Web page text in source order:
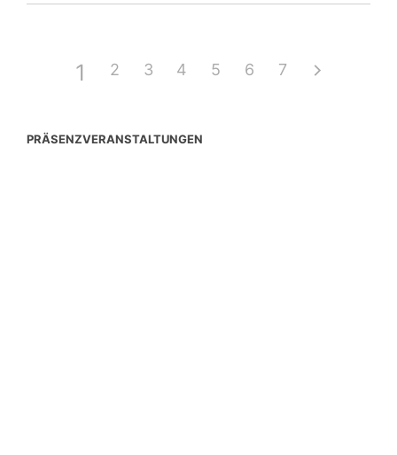
1 2 3 4 5 6 7
PRÄSENZVERANSTALTUNGEN